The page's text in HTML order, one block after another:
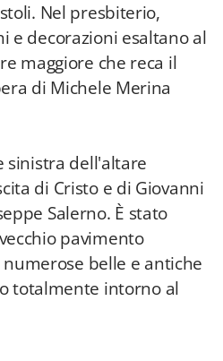
Nel presbiterio,
e decorazioni esaltano al
maggiore che reca il
di Michele Merina
sinistra dell'altare
di Cristo e di Giovanni
Salerno. È stato
pavimento
belle e antiche
totalmente intorno al